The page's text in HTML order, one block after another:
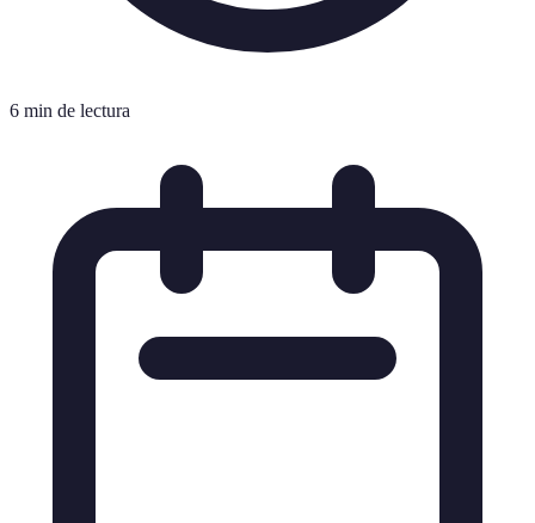
6 min de lectura